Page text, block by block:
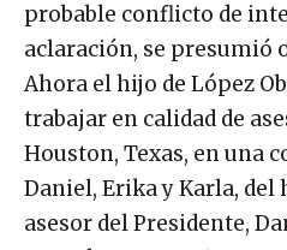
probable conflicto de
aclaración, se presumió
Ahora el hijo de López
trabajar en calidad de
Houston, Texas, en una
Daniel, Erika y Karla, del
asesor del Presidente,